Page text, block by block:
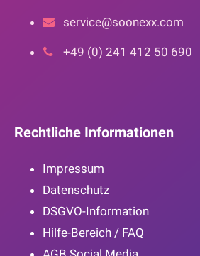
service@soonexx.com
+49 (0) 241 412 50 690
Rechtliche Informationen
Impressum
Datenschutz
DSGVO-Information
Hilfe-Bereich / FAQ